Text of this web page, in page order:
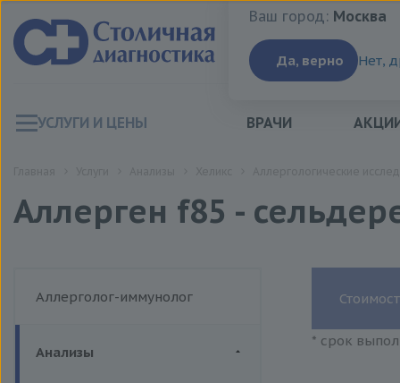
Ваш город:Москва
Ваш город: Москва
Да, верно Нет,
УСЛУГИ И ЦЕНЫ ВРАЧИ
Аллерген f85 -
Аллерголог-иммунолог
Анализы
* срок